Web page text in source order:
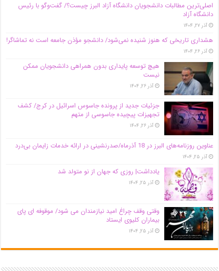
اصلی‌ترین مطالبات دانشجویان دانشگاه آزاد البرز چیست؟/ گفت‌وگو با رئیس
دانشگاه آز‌اد
آذر ۲۷, ۱۴۰۴
هشداری تاریخی که هنوز شنیده نمی‌شود/ دانشجو مؤذن جامعه است نه تماشاگر!
آذر ۲۶, ۱۴۰۴
هیچ توسعه پایداری بدون همراهی دانشجویان ممکن
نیست
آذر ۲۶, ۱۴۰۴
جزئیات جدید از پرونده جاسوس اسرائیل در کرج/‌ کشف
تجهیزات پیچیده جاسوسی از متهم
آذر ۲۶, ۱۴۰۴
عناوین روزنامه‌های البرز در ‌18 آذرماه/صدرنشینی در ارائه خدمات زایمان بی‌درد
آذر ۲۵, ۱۴۰۴
یادداشت| روزی که جهان از نو متولد شد
آذر ۲۵, ۱۴۰۴
وقتی وقف چراغ امید نیازمندان می شود/ موقوفه ای پای
بیماران کلیوی ایستاد
آذر ۲۵, ۱۴۰۴